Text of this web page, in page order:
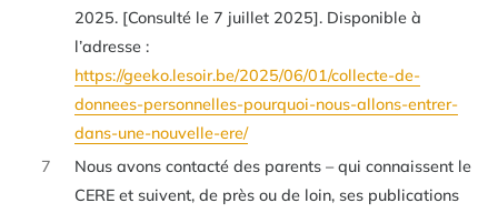
2025. [Consulté le 7 juillet 2025]. Disponible à
l’adresse :
https://geeko.lesoir.be/2025/06/01/collecte-de-
donnees-personnelles-pourquoi-nous-allons-entrer-
dans-une-nouvelle-ere/
7
Nous avons contacté des parents – qui connaissent le
CERE et suivent, de près ou de loin, ses publications